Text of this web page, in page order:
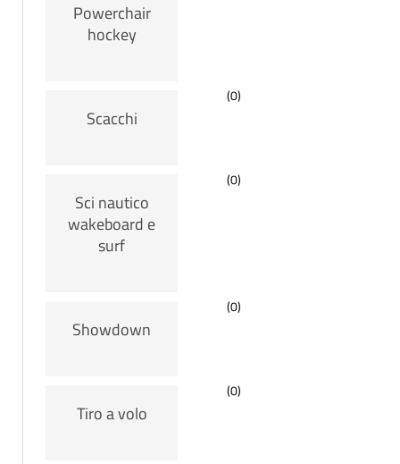
Powerchair
hockey
Scacchi
(0)
Sci nautico
wakeboard e
surf
(0)
Showdown
(0)
Tiro a volo
(0)